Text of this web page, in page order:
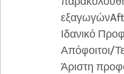
Ιδανικό
Απόφοιτοι/
Άριστη